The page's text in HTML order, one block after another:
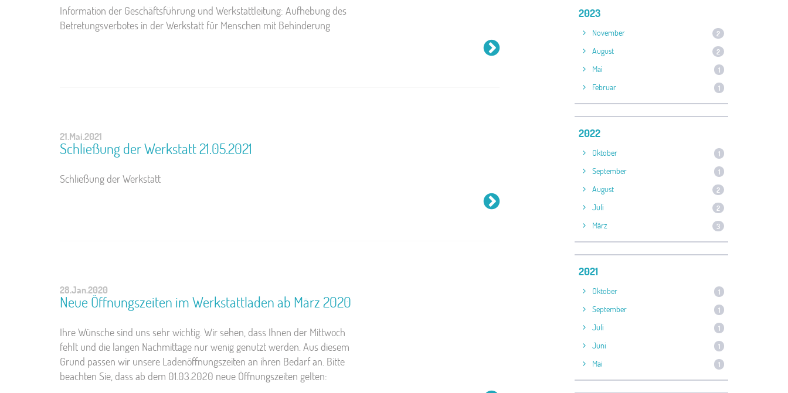
2023
November 2
August 2
Mai 1
Februar 1
2022
Oktober 1
September 1
August 2
Juli 2
März 3
2021
Oktober 1
September 1
Juli 1
Juni 1
Mai 1
Information der Geschäftsführung und Werkstattleitung: Aufhebung des
Betretungsverbotes in der Werkstatt für Menschen mit Behinderung
21.Mai.2021
Schließung der Werkstatt 21.05.2021
Schließung der Werkstatt
28.Jan.2020
Neue Öffnungszeiten im Werkstattladen ab März 2020
Ihre Wünsche sind uns sehr wichtig. Wir sehen, dass Ihnen der Mittwoch
fehlt und die langen Nachmittage nur wenig genutzt werden. Aus diesem
Grund passen wir unsere Ladenöffnungszeiten an ihren Bedarf an. Bitte
beachten Sie, dass ab dem 01.03.2020 neue Öffnungszeiten gelten: